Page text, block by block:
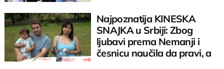
Najpoznatija KINESKA
SNAJKA u Srbiji: Zbog
ljubavi prema Nemanji i
česnicu naučila da pravi, a